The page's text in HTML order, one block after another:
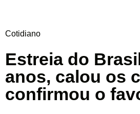
Cotidiano
Estreia do
anos, calou os
confirmou o